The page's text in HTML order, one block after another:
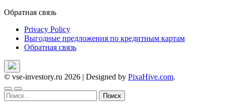
Обратная связь
Privacy Policy
Выгодные предложения по кредитным картам
Обратная связь
© vse-investory.ru 2026 | Designed by PixaHive.com.
Найти: